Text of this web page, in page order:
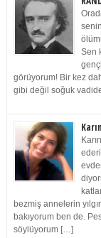
Sen
görüyorum! Bir kez
gibi değil soğuk
bezmiş annelerin
bakıyorum ben de.
söylüyorum […]